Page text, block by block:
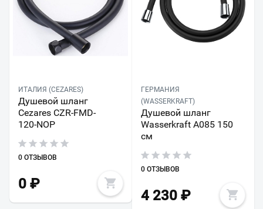
ИТАЛИЯ (CEZARES)
Душевой шланг
Cezares CZR-FMD-
120-NOP
0 ОТЗЫВОВ
0 ₽
ГЕРМАНИЯ
(WASSERKRAFT)
Душевой шланг
Wasserkraft A085 150
см
0 ОТЗЫВОВ
4 230₽